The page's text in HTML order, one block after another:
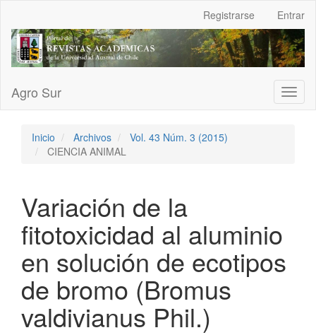
Contenido
principal
Barra
Registrarse Entrar
Agro Sur
Inicio Archivos
Vol. 43 Núm. 3 (2015)
CIENCIA ANIMAL
Variación de la
fitotoxicidad al aluminio
en solución de ecotipos
de bromo (Bromus
valdivianus Phil.)